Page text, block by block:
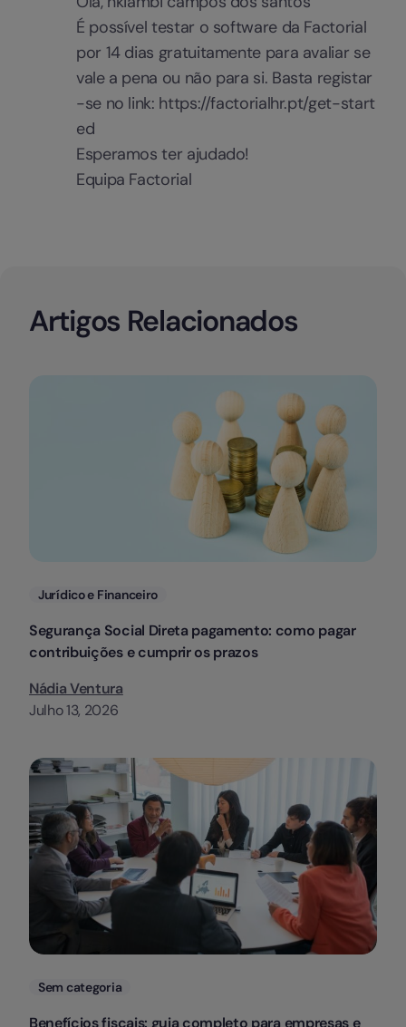
É possível testar o software da Factorial
por 14 dias gratuitamente para avaliar se
vale a pena ou não para si. Basta registar
-se no link: https://factorialhr.pt/get-start
ed
Esperamos ter ajudado!
Equipa Factorial
Artigos Relacionados
Categorias
Jurídico e Financeiro
Segurança Social Direta pagamento: como pagar
contribuições e cumprir os prazos
Nádia Ventura
Julho 13, 2026
Categorias
Sem categoria
Benefícios fiscais: guia completo para empresas e